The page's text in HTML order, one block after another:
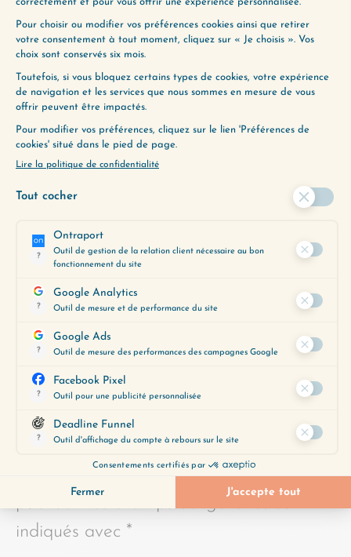
ENVIE D’ALLER PLUS
LOIN ?
Utilisez notre Guide d’Écoute, un
outil précieux pour vous aider à
découvrir les épisodes qui
Obtenez-le gratuitement en
cliquant ci-dessous :
LAISSER UN COMMENTAIRE
Votre adresse e-mail ne sera pas
publiée. Les champs obligatoires sont
indiqués avec *